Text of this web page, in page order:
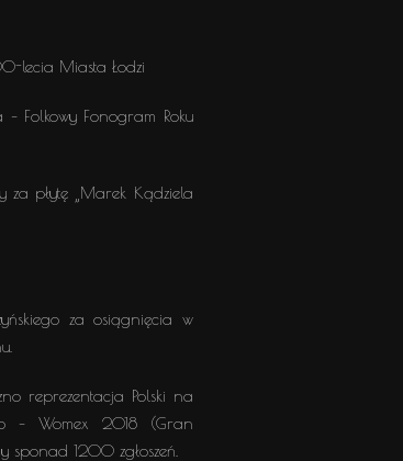
lecia Miasta Łodzi
Folkowy Fonogram Roku
płytę „Marek Kądziela
za osiągnięcia w
reprezentacja Polski na
– Womex 2018 (Gran
sponad 1200 zgłoszeń.